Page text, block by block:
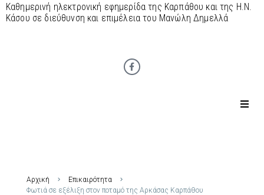
Καθημερινή ηλεκτρονική εφημερίδα της Καρπάθου και της Η.Ν.
Κάσου σε διεύθυνση και επιμέλεια του Μανώλη Δημελλά
Αρχική
Επικαιρότητα
Φωτιά σε εξέλιξη στον ποταμό της Αρκάσας Καρπάθου